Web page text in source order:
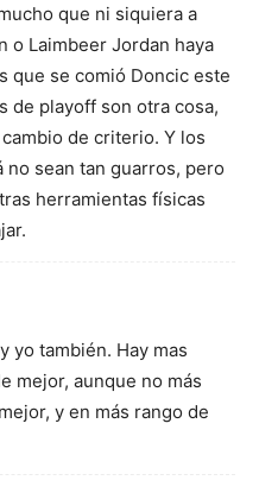
que ni siquiera a
o Laimbeer Jordan haya
que se comió Doncic este
de playoff son otra cosa,
de criterio. Y los
sean tan guarros, pero
herramientas físicas
yo también. Hay mas
mejor, aunque no más
y en más rango de